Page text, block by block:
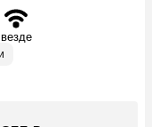
везде